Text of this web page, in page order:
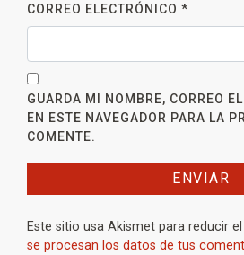
CORREO ELECTRÓNICO *
GUARDA MI NOMBRE, CORREO
EN ESTE NAVEGADOR PARA LA
COMENTE.
Este sitio usa Akismet para reducir
se procesan los datos de tus